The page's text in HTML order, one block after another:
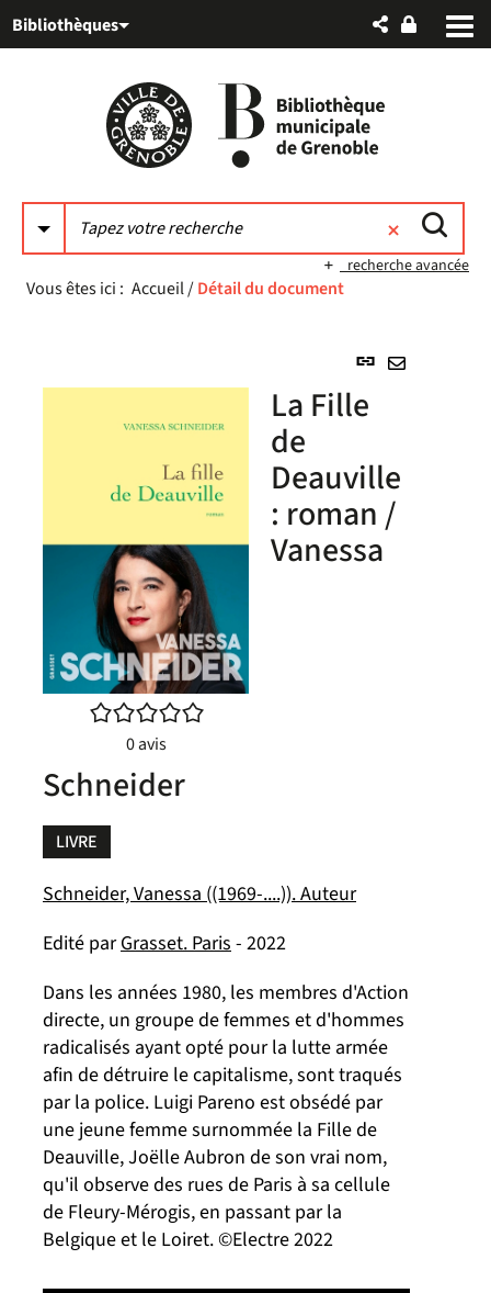
au
auBibliothèques
recherche avancée
Vous êtes ici : Accueil/Détail du document
Lien
/5
0avis
La Fille
de
Deauville
: roman /
Vanessa
Schneider
LIVRE
Schneider, Vanessa ((1969-....)). Auteur
Edité parGrasset. Paris - 2022
Dans les années 1980, les membres d'Action
directe, un groupe de femmes et d'hommes
radicalisés ayant opté pour la lutte armée
afin de détruire le capitalisme, sont traqués
par la police. Luigi Pareno est obsédé par
une jeune femme surnommée la Fille de
Deauville, Joëlle Aubron de son vrai nom,
qu'il observe des rues de Paris à sa cellule
de Fleury-Mérogis, en passant par la
Belgique et le Loiret. ©Electre 2022